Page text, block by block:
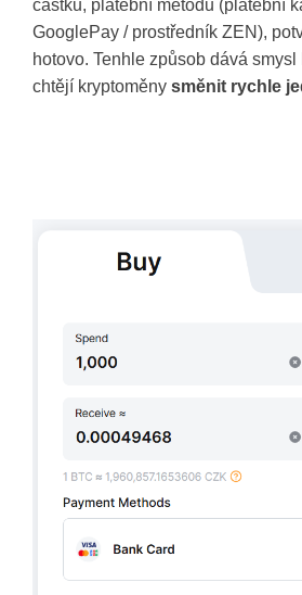
částku, platební metodu (platební
GooglePay / prostředník ZEN),
hotovo. Tenhle způsob dává
chtějí kryptoměny směnit rychle